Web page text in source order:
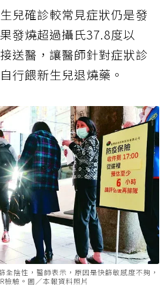
兒確診較常見症狀仍是發
發燒超過攝氏37.8度以
送醫，讓醫師針對症狀診
行餵新生兒退燒藥。
全陰性，醫師表示，原因是快篩敏感度不夠，
檢驗。圖／本報資料照片